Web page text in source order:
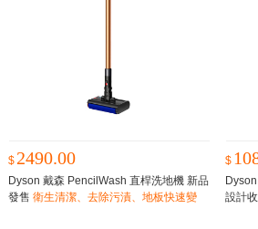
$ 2490.00
Dyson 戴森 PencilWash 直桿洗地機 新品
發售 衛生清潔、去除污漬、地板快速變
$
設計